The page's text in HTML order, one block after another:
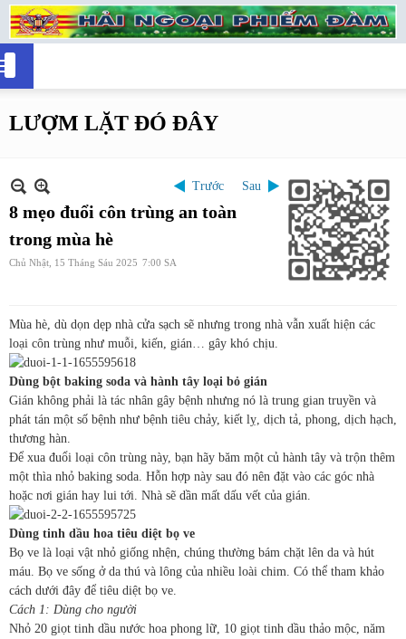
LƯỢM LẶT ĐÓ ĐÂY
Trước Sau
8 mẹo đuổi côn trùng an toàn
trong mùa hè
Chủ Nhật, 15 Tháng Sáu 2025 7:00 SA
Mùa hè, dù dọn dẹp nhà cửa sạch sẽ nhưng trong nhà vẫn xuất hiện các
loại côn trùng như muỗi, kiến, gián… gây khó chịu.
Dùng bột baking soda và hành tây loại bỏ gián
Gián không phải là tác nhân gây bệnh nhưng nó là trung gian truyền và
phát tán một số bệnh như bệnh tiêu chảy, kiết lỵ, dịch tả, phong, dịch hạch,
thương hàn.
Để xua đuổi loại côn trùng này, bạn hãy băm một củ hành tây và trộn thêm
một thìa nhỏ baking soda. Hỗn hợp này sau đó nên đặt vào các góc nhà
hoặc nơi gián hay lui tới. Nhà sẽ dần mất dấu vết của gián.
Dùng tinh dầu hoa tiêu diệt bọ ve
Bọ ve là loại vật nhỏ giống nhện, chúng thường bám chặt lên da và hút
máu. Bọ ve sống ở da thú và lông của nhiều loài chim. Có thể tham khảo
cách dưới đây để tiêu diệt bọ ve.
Cách 1: Dùng cho người
Nhỏ 20 giọt tinh dầu nước hoa phong lữ, 10 giọt tinh dầu thảo mộc, năm